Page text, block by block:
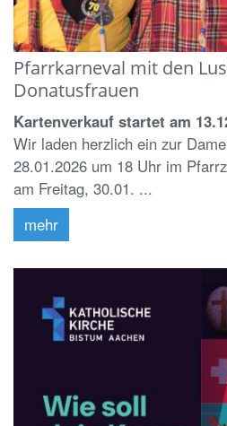
Pfarrkarneval mit den
Donatusfrauen
Kartenverkauf startet am
Wir laden herzlich ein zur
28.01.2026 um 18 Uhr im
am Freitag, 30.01. ...
mehr